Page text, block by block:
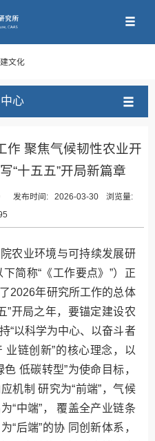
文化
心
作 聚焦气候韧性农业开
“十五五”开局新篇章
发布时间: 2026-03-30
浏览量:
农业环境与可持续发展研
简称“《工作要点》”）正
2026年研究所工作的总体
”开局之年，要锚定建设农
“以科学为中心、以奋斗者
链创新”的核心理念，以
低碳转型”为使命目标，
机制 研究为“前端”，气候
“中端”， 覆盖全产业链条
“后端”的协 同创新体系，